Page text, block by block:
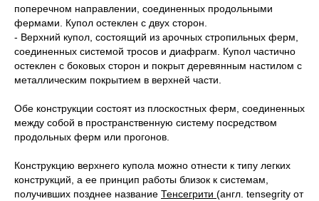
поперечном направлении, соединенных продольными
фермами. Купол остеклен с двух сторон.
- Верхний купол, состоящий из арочных стропильных ферм,
соединенных системой тросов и диафрагм. Купол частично
остеклен с боковых сторон и покрыт деревянным настилом с
металлическим покрытием в верхней части.
Обе конструкции состоят из плоскостных ферм, соединенных
между собой в пространственную систему посредством
продольных ферм или прогонов.
Конструкцию верхнего купола можно отнести к типу легких
конструкций, а ее принцип работы близок к системам,
получивших позднее название Тенсегрити (англ. tensegrity от